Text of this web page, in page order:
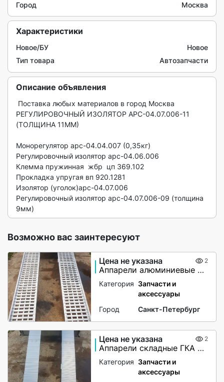
Город Москва
Характеристики
Новое/БУ
Новое
Тип товара
Автозапчасти
Описание объявления
РЕГУЛИРОВОЧНЫЙ ИЗОЛЯТОР АРС-04.07.006-11
(ТОЛЩИНА 11ММ)
Монорегулятор арс-04.04.007 (0,35кг)
Регулировочный изолятор арс-04.06.006
Клемма пружинная  жбр  цп 369.102
Прокладка упругая вп 920.1281
Изолятор (уголок)арс-04.07.006
Регулировочный изолятор арс-04.07.006-09 (толщина
9мм)
Возможно вас заинтересуют
Цена не указана 2
Аппарели алюминиевые с бортами
Категория Запчасти и
аксессуары
Город
Санкт-Петербург
Цена не указана 2
Аппарели складные ГКА 5.225.28.2/1(100%)СР
Категория Запчасти и
аксессуары